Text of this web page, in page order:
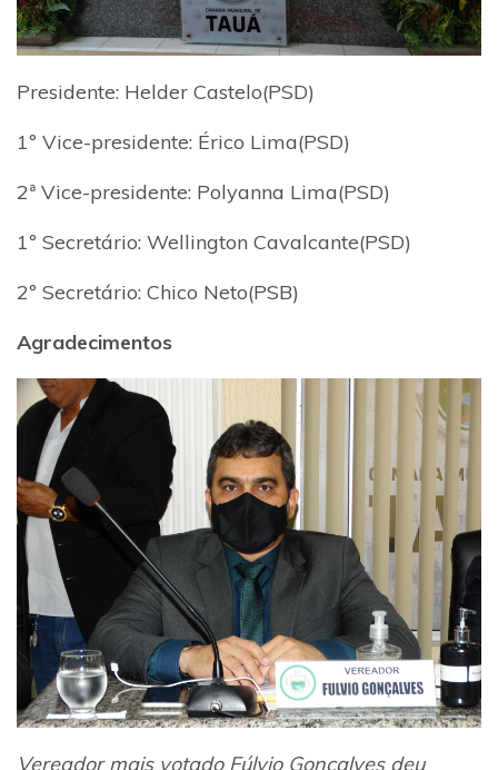
Presidente: Helder Castelo(PSD)
1º Vice-presidente: Érico Lima(PSD)
2ª Vice-presidente: Polyanna Lima(PSD)
1º Secretário: Wellington Cavalcante(PSD)
2º Secretário: Chico Neto(PSB)
Agradecimentos
Vereador mais votado Fúlvio Gonçalves deu